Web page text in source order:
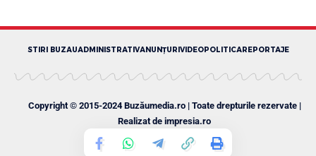
STIRI BUZAUADMINISTRATIVANUNȚURI VIDEOPOLITICAREPORTAJE
Copyright © 2015-2024 Buzăumedia.ro | Toate drepturile rezervate |
Realizat de impresia.ro